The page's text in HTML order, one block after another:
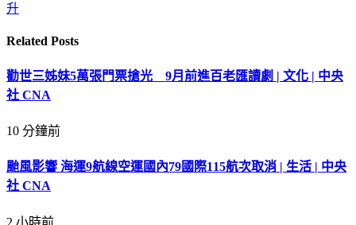
升
Related Posts
勸世三姊妹5萬張門票搶光 9月前進百老匯讀劇 | 文化 | 中央
社 CNA
10 分鐘前
颱風影響 海運9航線空運國內79國際115航次取消 | 生活 | 中央
社 CNA
2 小時前